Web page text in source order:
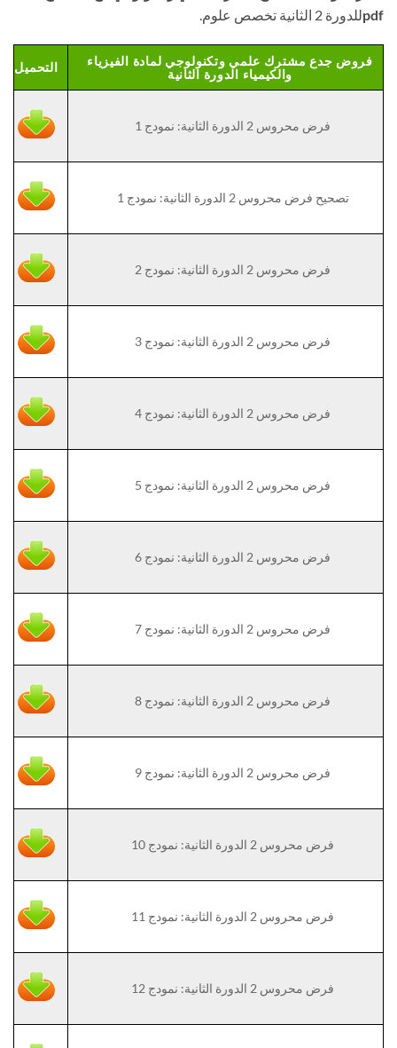
pdfللدورة 2 الثانية تخصص علوم.
فروض جدع مشترك علمي وتكنولوجي لمادة الفيزياء
والكيمياء الدورة الثانية
التحميل
فرض محروس 2 الدورة الثانية: نمودج 1
تصحيح فرض محروس 2 الدورة الثانية: نمودج 1
فرض محروس 2 الدورة الثانية: نمودج 2
فرض محروس 2 الدورة الثانية: نمودج 3
فرض محروس 2 الدورة الثانية: نمودج 4
فرض محروس 2 الدورة الثانية: نمودج 5
فرض محروس 2 الدورة الثانية: نمودج 6
فرض محروس 2 الدورة الثانية: نمودج 7
فرض محروس 2 الدورة الثانية: نمودج 8
فرض محروس 2 الدورة الثانية: نمودج 9
فرض محروس 2 الدورة الثانية: نمودج 10
فرض محروس 2 الدورة الثانية: نمودج 11
فرض محروس 2 الدورة الثانية: نمودج 12